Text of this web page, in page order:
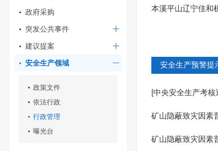
政府采购
突发公共事件
建议提案
安全生产领域
政策文件
依法行政
行政管理
曝光台
实情...
本溪平山辽宁佳和
安全生产预警提
[中央安全生产考
足，企业...
矿山隐蔽致灾因素
矿山隐蔽致灾因素